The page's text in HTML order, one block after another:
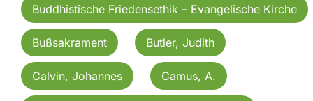
Buddhistische Friedensethik – Evangelische Kirche
Bußsakrament Butler, Judith
Calvin, Johannes Camus, A.